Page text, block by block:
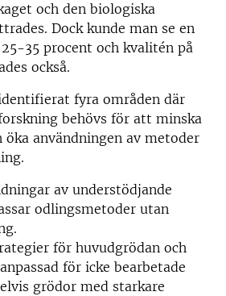
och den biologiska
Dock kunde man se en
35 procent och kvalitén på
också.
fyra områden där
behövs för att minska
öka användningen av metoder
av understödjande
odlingsmetoder utan
för huvudgrödan och
för icke bearbetade
grödor med starkare